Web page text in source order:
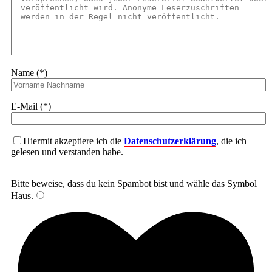
Name (*)
E-Mail (*)
Hiermit akzeptiere ich die Datenschutzerklärung, die ich
gelesen und verstanden habe.
Bitte beweise, dass du kein Spambot bist und wähle das Symbol
Haus.